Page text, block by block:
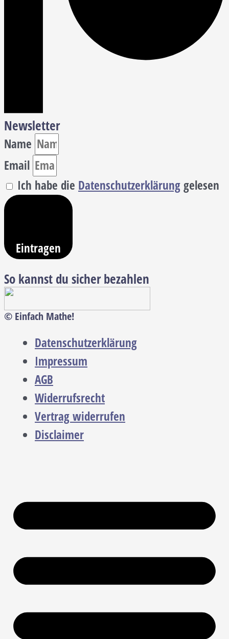
Newsletter
Name
Email
Ich habe die Datenschutzerklärunggelesen
Eintragen
So kannst du sicher bezahlen
© Einfach Mathe!
Datenschutzerklärung
Impressum
AGB
Widerrufsrecht
Vertrag widerrufen
Disclaimer